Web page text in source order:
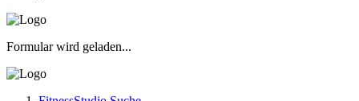
Formular wird geladen...